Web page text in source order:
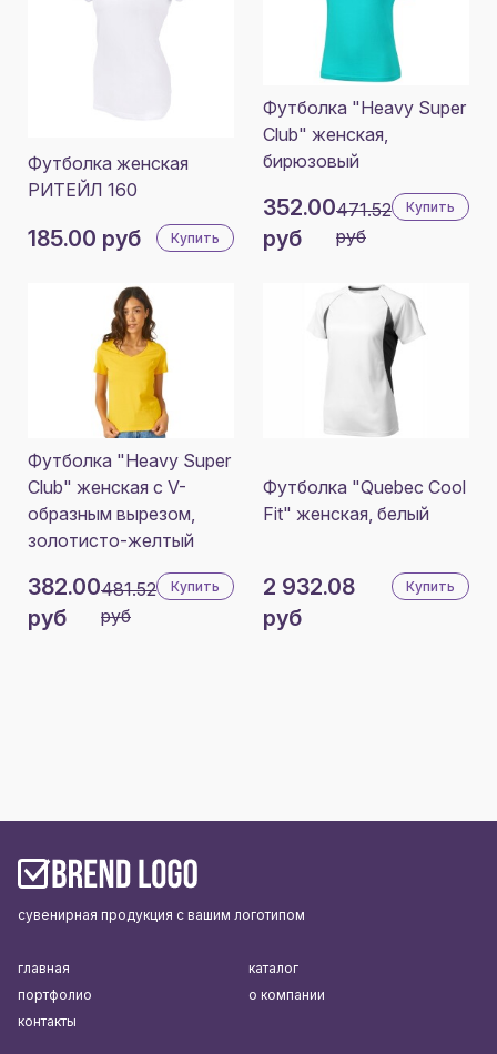
Футболка женская
РИТЕЙЛ 160
185.00 руб Купить
Футболка "Heavy Super
Club" женская,
бирюзовый
352.00
руб
471.52
руб
Купить
Футболка "Heavy Super
Club" женская с V-
образным вырезом,
золотисто-желтый
382.00
руб
481.52
руб
Купить
Футболка "Quebec Cool
Fit" женская, белый
2 932.08
руб
Купить
сувенирная продукция с вашим логотипом
главная
каталог
портфолио
о компании
контакты